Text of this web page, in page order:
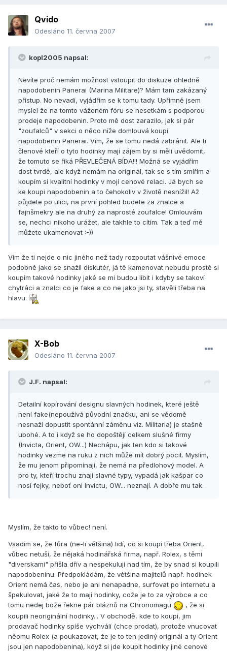
Qvido
Odesláno 11. června 2007
kopl2005 napsal:
Nevíte proč nemám možnost vstoupit do diskuze ohledně
napodobenin Panerai (Marina Militare)? Mám tam zakázaný
přístup. No nevadí, vyjádřím se k tomu tady. Upřímně jsem
myslel že na tomto váženém fóru se nesetkám s podporou
prodeje napodobenin. Proto mě dost zarazilo, jak si pár
"zoufalců" v sekci o něco níže domlouvá koupi
napodobenin Panerai. Vím, že se tomu nedá zabránit. Ale ti
členové kteří o tyto hodinky mají zájem by si měli uvědomit,
že tomuto se říká PŘEVLEČENÁ BÍDA!!! Možná se vyjádřím
dost tvrdě, ale když nemám na originál, tak se s tím smířím a
koupím si kvalitní hodinky v mojí cenové relaci. Já bych se
ke koupi napodobenin a to čehokoliv v životě nesnížil! Až
půjdete po ulici, na první pohled budete za znalce a
fajnšmekry ale na druhý za naprosté zoufalce! Omlouvám
se, nechci nikoho urážet, ale takhle to cítím. Tak a teď mě
můžete ukamenovat :-))
Vím že ti nejde o nic jiného než tady rozpoutat vášnivé emoce
podobně jako se snažil diskutér, já tě kamenovat nebudu prostě si
koupím takové hodinky jaké se mi budou líbit i kdyby se takoví
chytráci a znalci co je fake a co ne jako jsi ty, stavěli třeba na
hlavu.
X-Bob
Odesláno 11. června 2007
J.F. napsal:
Detailní kopírování designu slavných hodinek, které ještě
není fake(nepoužívá původní značku, ani se vědomě
nesnaží dopustit spontánní záměnu viz. Militaria) je stašně
ubohé. A to i když se ho dopoštějí celkem slušné firmy
(Invicta, Orient, OW...) Nechápu, jak ten kdo si takové
hodinky vezme na ruku z nich může mít dobrý pocit. Myslím,
že mu jenom připomínají, že nemá na předlohový model. A
pro ty, kteří trochu znají slavné typy, vypadá jak kašpar co
nosí fejky, neboť oni Invictu, OW... neznají. A dobře mu tak.
Myslím, že takto to vůbec! není.
Vsadím se, že fůra (ne-li většina) lidí, co si koupí třeba Orient,
vůbec netuší, že nějaká hodinářská firma, např. Rolex, s těmi
"diverskami" přišla dřív a nespekulují nad tím, že by snad si koupili
napodobeninu. Předpokládám, že většina majitelů např. hodinek
Orient nemá čas, nebo je ani nenapadne, surfovat po internetu a
špekulovat, jaké že to mají hodinky, cože je to za výrobce a co
tomu nedej bože řekne pár bláznů na Chronomagu
, že si
koupili neoriginální hodinky... V obchodě, kde to koupí, jim
prodavač hodinky spíše vychválí (chce prodat), protože vnucovat
něomu Rolex (a poukazovat, že je to ten jediný originál a ty Orient
jsou jen napodobenina), když si jde koupit hodinky jiné cenové